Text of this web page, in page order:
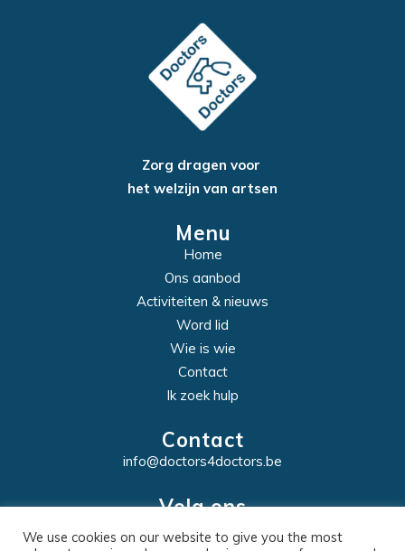
Zorg dragen voor
het welzijn van artsen
Menu
Home
Ons aanbod
Activiteiten & nieuws
Word lid
Wie is wie
Contact
Ik zoek hulp
Contact
info@doctors4doctors.be
Volg ons
We use cookies on our website to give you the most